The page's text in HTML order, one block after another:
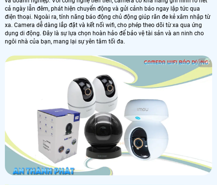
cả ngày lẫn đêm, phát hiện chuyển động và gửi cảnh báo ngay lập tức qua
điện thoại. Ngoài ra, tính năng báo động chủ động giúp răn đe kẻ xâm nhập từ
xa. Camera dễ dàng lắp đặt và kết nối wifi, cho phép theo dõi từ xa qua ứng
dụng di động. Đây là sự lựa chọn hoàn hảo để bảo vệ tài sản và an ninh cho
ngôi nhà của bạn, mang lại sự yên tâm tối đa.